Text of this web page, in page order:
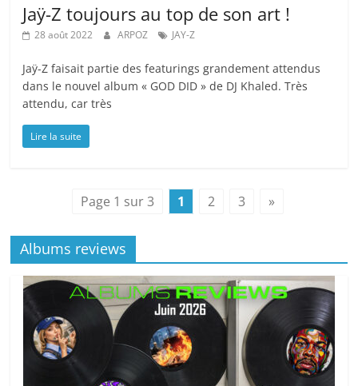
Jaÿ-Z toujours au top de son art !
28 août 2022 ARPOZ JAY-Z
Jaÿ-Z faisait partie des featurings grandement attendus
dans le nouvel album « GOD DID » de DJ Khaled. Très
attendu, car très
Lire la suite
Page 1 sur 3 1 2 3 »
Albums reviews